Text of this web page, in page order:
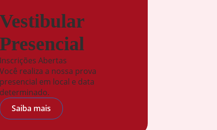
Vestibular
Presencial
Inscrições Abertas
Você realiza a nossa prova
presencial em local e data
determinado.
Saiba mais